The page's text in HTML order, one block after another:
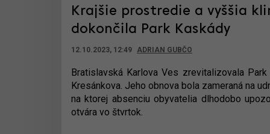
Krajšie prostredie a vyššia
dokončila Park Kaskády
12.10.2023, 12:49 ADRIAN GUBČO
Bratislavská Karlova Ves zrevitalizovala
Kresánkova. Jeho obnova bola zameraná na
na ktorej absenciu obyvatelia dlhodobo
otvára vo štvrtok.